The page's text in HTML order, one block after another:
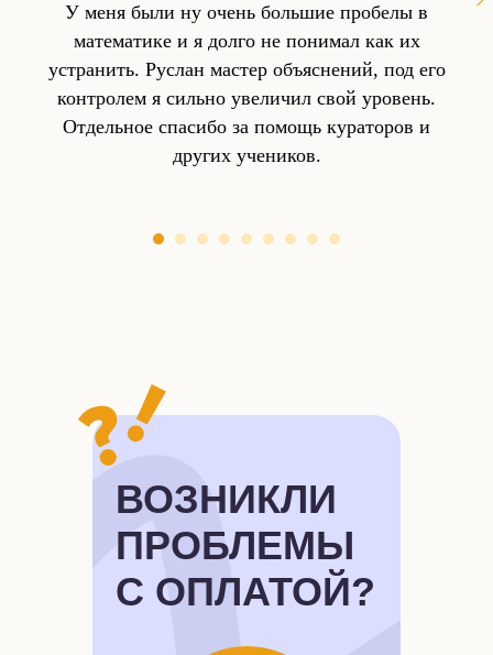
У меня были ну очень большие пробелы в
математике и я долго не понимал как их
устранить. Руслан мастер объяснений, под его
контролем я сильно увеличил свой уровень.
Отдельное спасибо за помощь кураторов и
других учеников.
ВОЗНИКЛИ
ПРОБЛЕМЫ
С ОПЛАТОЙ?